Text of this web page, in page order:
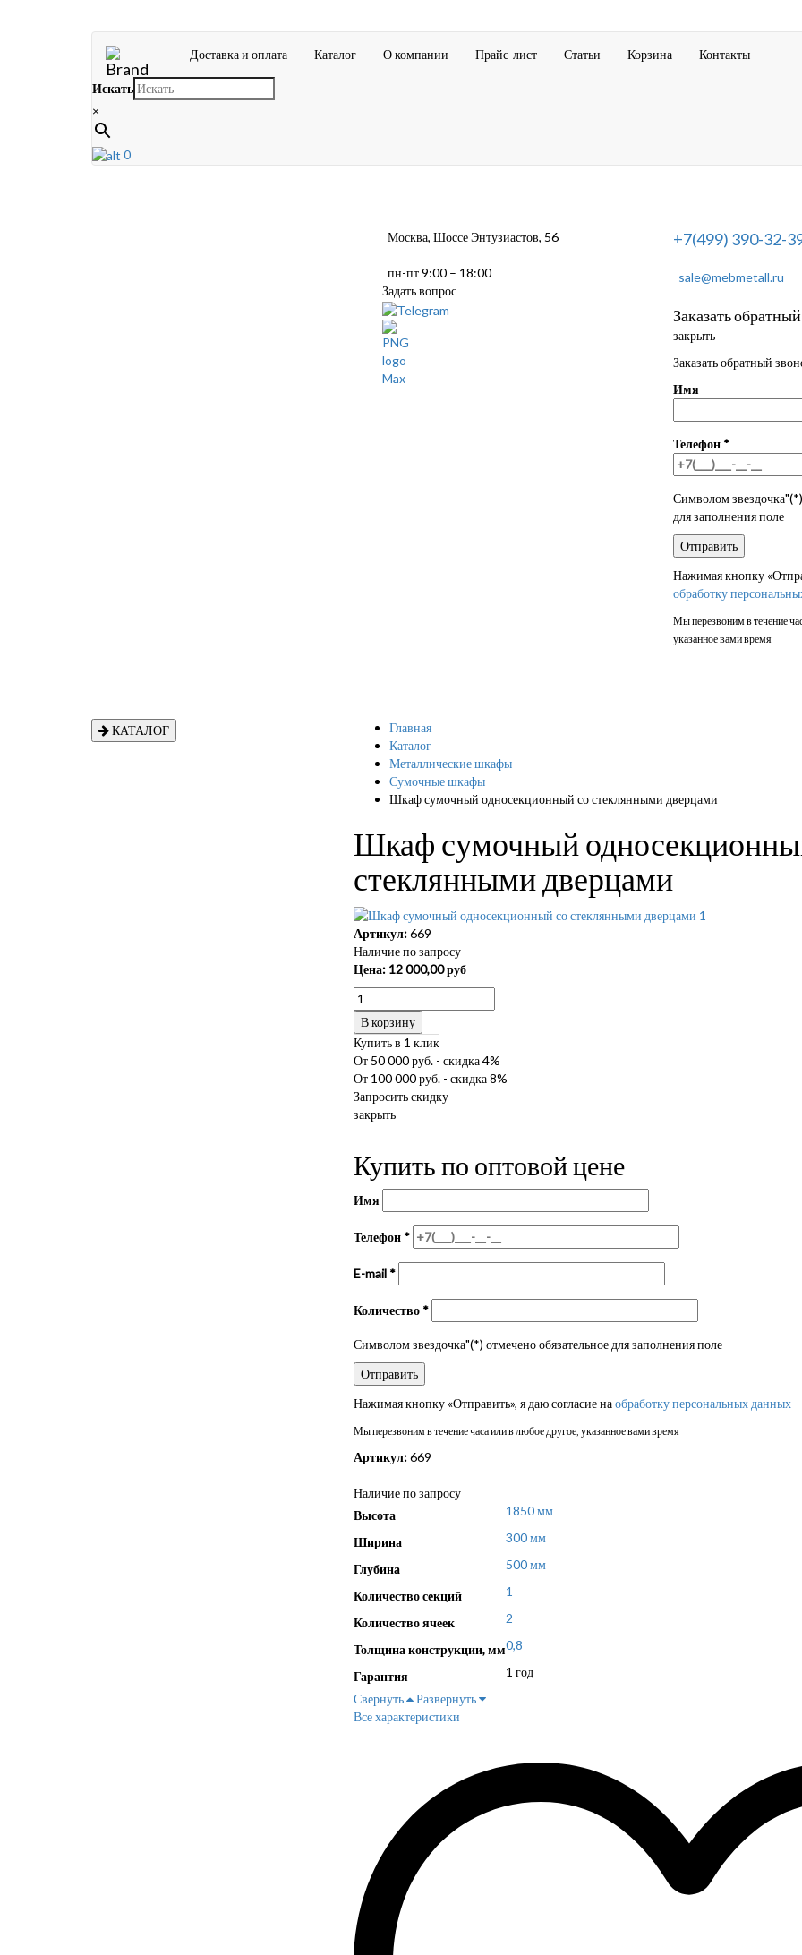
Доставка и оплата Каталог О компании Прайс-лист Статьи Корзина Контакты
Искать
×
0
Москва, Шоссе Энтузиастов, 56
пн-пт 9:00 – 18:00
Задать вопрос
+7(499) 390-32-
sale@mebmetall.ru
Заказать
закрыть
Заказать обратный
Имя
Телефон *
Символом
для заполнения поле
Нажимая кнопку
обработку
Мы перезвоним в течение
указанное вами время
КАТАЛОГ
Главная
Каталог
Металлические шкафы
Сумочные шкафы
Шкаф сумочный односекционный со стеклянными дверцами
Шкаф сумочный
стеклянными дверцами
Артикул:669
Наличие по запросу
Цена: 12 000,00руб
В корзину
Купить в 1 клик
От 50 000 руб. - скидка 4%
От 100 000 руб. - скидка 8%
Запросить скидку
закрыть
Купить по оптовой цене
Имя
Телефон *
E-mail *
Количество *
Символом звездочка"(*) отмечено обязательное для заполнения поле
Нажимая кнопку «Отправить», я даю согласие наобработку персональных данных
Мы перезвоним в течение часа или в любое другое, указанное вами время
Артикул:669
Наличие по запросу
Высота
1850 мм
Ширина 300 мм
Глубина 500 мм
Количество секций 1
Количество ячеек 2
Толщина конструкции, мм0,8
Гарантия
1 год
Свернуть
Развернуть
Все характеристики